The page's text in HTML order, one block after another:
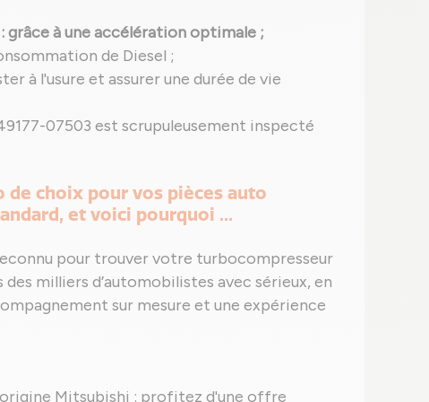
grâce à une accélération optimale ;
de Diesel ;
à l'usure et assurer une durée de vie
07503 est scrupuleusement inspecté
de choix pour vos pièces auto
et voici pourquoi ...
pour trouver votre turbocompresseur
milliers d’automobilistes avec sérieux, en
sur mesure et une expérience
Mitsubishi : profitez d'une offre